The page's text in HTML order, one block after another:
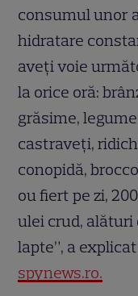
consumul unor
hidratare
aveți voie
la orice oră:
grăsime,
castraveți,
conopidă,
ou fiert pe zi,
ulei crud, alături
lapte”, a
spynews.ro.